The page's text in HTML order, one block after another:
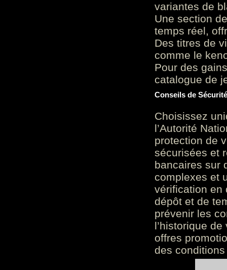
variantes de
Une section
temps réel,
Des titres de
comme le
Pour des
catalogue de
Conseils de
Choisissez
l’Autorité
protection de
sécurisées et
bancaires sur
complexes et
vérification en
dépôt et de
prévenir les
l’historique
offres
des